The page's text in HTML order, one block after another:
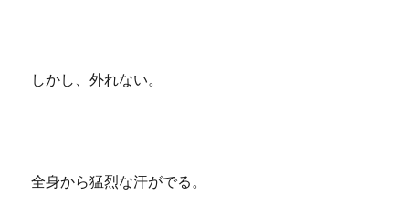
しかし、外れない。
全身から猛烈な汗がでる。